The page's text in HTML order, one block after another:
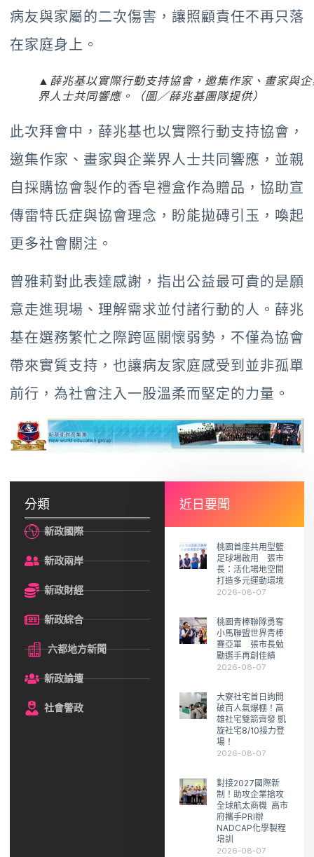
病友與家屬的二次傷害，讓照顧責任不再只落
在家庭身上。
▲薛兆基以實際行動支持協會，邀集作家、畫家與
界人士共同響應。（圖／薛兆基團隊提供）
此次拜會中，薛兆基也以實際行動支持協會，
邀集作家、畫家與企業界人士共同響應，並親
自採購協會製作的香皂禮盒作為贈品，協助宣
傳雷特氏症與協會理念，盼能拋磚引玉，喚起
更多社會關注。
曾雅莉對此表達感謝，指出公益最可貴的是願
意走進現場、理解需求並付諸行動的人。薛兆
基在選務繁忙之際跨區關懷弱勢，不僅為協會
帶來實質支持，也讓病友家庭感受到並非孤單
前行，為社會注入一股溫柔而堅定的力量。
分類
新政國際
新政兩岸
新政財經
新政綜合
六都地方新聞
新政論壇
社會警政
近日要聞
桃園首座共用型籃
足球場啟用 張市
長：活化場地空間
打造多元運動環境
2026-08-07
桃園青棒聯隊勇奪
小馬聯盟世界青棒
賽亞軍 張市長勉
勵選手再創佳績
2026-08-07
大寮社宅首日詢問
破百人氣爆棚！高
雄社宅雙箭齊發 凱
旋社宅8/10接力登
場！
2026-08-07
對接2027國際新
制！助攻企業搶攻
全球航太商機 高市
府攜手PRI辦
NADCAP化學製程
培訓
2026-08-07